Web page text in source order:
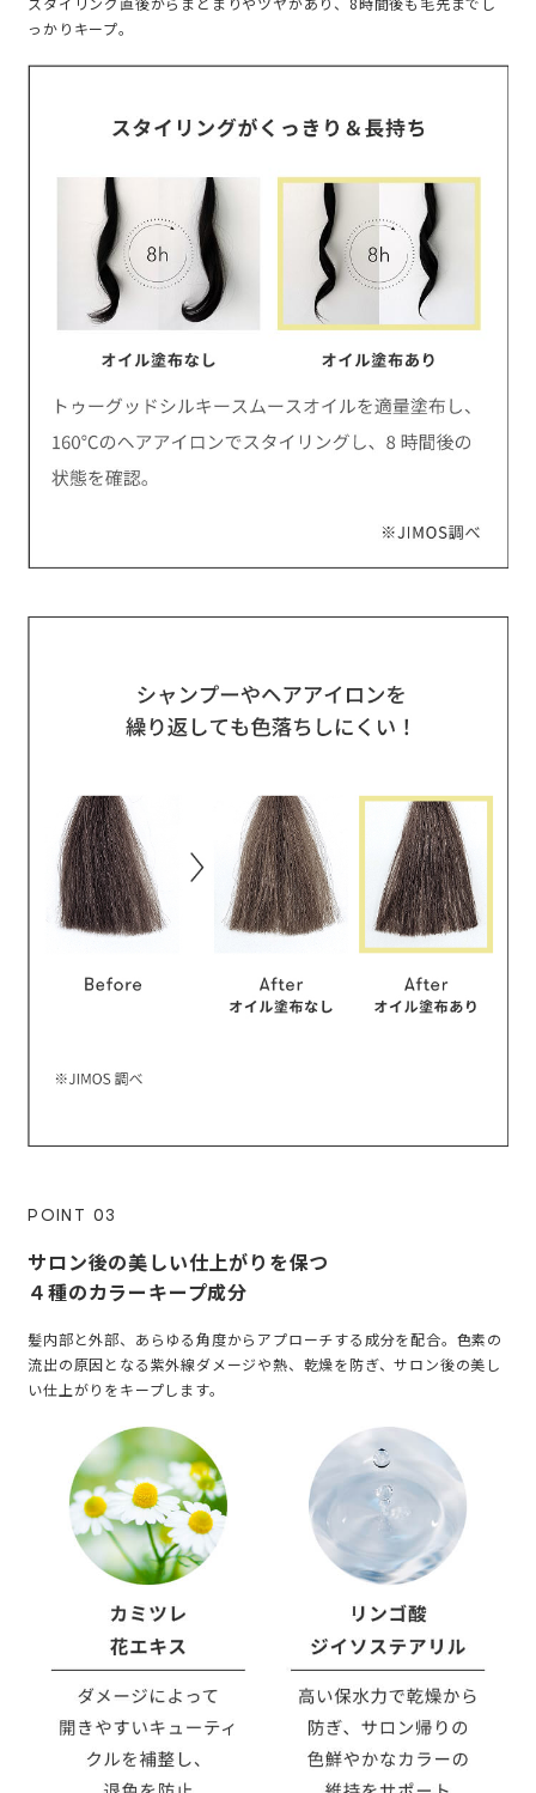
っかりキープ。
POINT 03
サロン後の美しい仕上がりを保つ
４種のカラーキープ成分
髪内部と外部、あらゆる角度からアプローチする成分を配合。色素の
流出の原因となる紫外線ダメージや熱、乾燥を防ぎ、サロン後の美し
い仕上がりをキープします。